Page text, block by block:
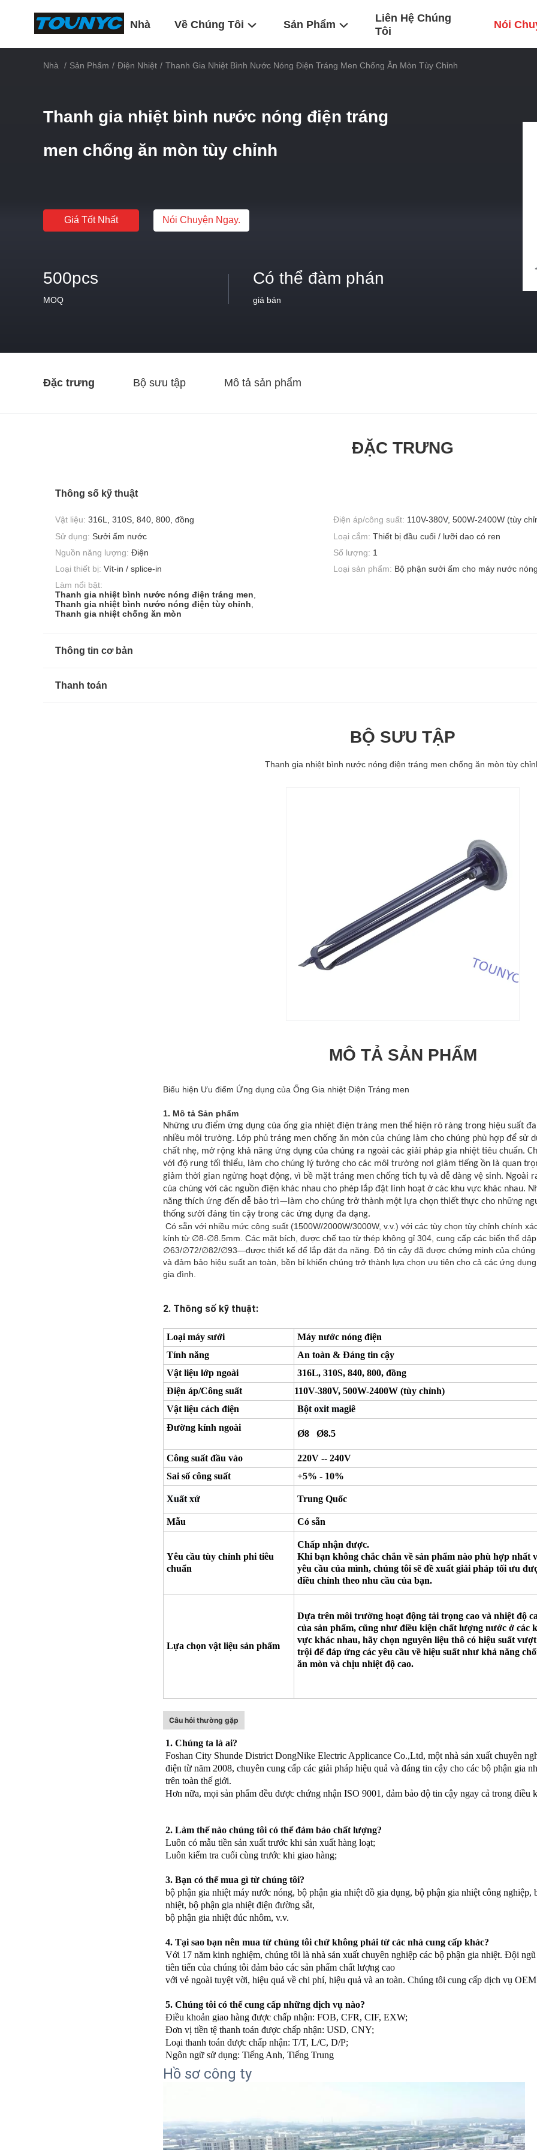
Nhà Về Chúng Tôi Sản Phẩm
Liên Hệ Chúng
Tôi
Nói
Nhà / Sản Phẩm / Điện Nhiệt / Thanh Gia Nhiệt Bình Nước Nóng Điện Tráng Men Chống Ăn Mòn Tùy Chỉnh
Thanh gia nhiệt bình nước nóng điện tráng
men chống ăn mòn tùy chỉnh
Giá Tốt Nhất Nói Chuyện Ngay.
500pcs
MOQ
Có thể đàm phán
giá bán
Đặc trưng Bộ sưu tập Mô tả sản phẩm
ĐẶC TRƯNG
Thông số kỹ thuật
Vật liệu: 316L, 310S, 840, 800, đồng Điện áp/công suất: 110V-380V, 500W-2400W (tùy
Sử dụng: Sưởi ấm nước Loại cắm: Thiết bị đầu cuối / lưỡi dao có ren
Nguồn năng lượng: Điện Số lượng: 1
Loại thiết bị: Vít-in / splice-in Loại sản phẩm: Bộ phận sưởi ấm cho máy nước
Làm nổi bật:
Thanh gia nhiệt bình nước nóng điện tráng men,
Thanh gia nhiệt bình nước nóng điện tùy chỉnh,
Thanh gia nhiệt chống ăn mòn
Thông tin cơ bản
Thanh toán
BỘ SƯU TẬP
Thanh gia nhiệt bình nước nóng điện tráng men chống ăn mòn tùy
MÔ TẢ SẢN PHẨM
Biểu hiện Ưu điểm Ứng dụng của Ống Gia nhiệt Điện Tráng men
1. Mô tả Sản phẩm
Những ưu điểm ứng dụng của ống gia nhiệt điện tráng men thể hiện rõ ràng trong hiệu suất
nhiều môi trường. Lớp phủ tráng men chống ăn mòn của chúng làm cho chúng phù hợp để sử
chất nhẹ, mở rộng khả năng ứng dụng của chúng ra ngoài các giải pháp gia nhiệt tiêu chuẩn.
với độ rung tối thiểu, làm cho chúng lý tưởng cho các môi trường nơi giảm tiếng ồn là quan
giảm thời gian ngừng hoạt động, vì bề mặt tráng men chống tích tụ và dễ dàng vệ sinh. Ngoài
của chúng với các nguồn điện khác nhau cho phép lắp đặt linh hoạt ở các khu vực khác nhau.
năng thích ứng đến dễ bảo trì—làm cho chúng trở thành một lựa chọn thiết thực cho những
thống sưởi đáng tin cậy trong các ứng dụng đa dạng.
Có sẵn với nhiều mức công suất (1500W/2000W/3000W, v.v.) với các tùy chọn tùy chỉnh chính
kính từ ∅8-∅8.5mm. Các mặt bích, được chế tạo từ thép không gỉ 304, cung cấp các biến thể
∅63/∅72/∅82/∅93—được thiết kế để lắp đặt đa năng. Độ tin cậy đã được chứng minh của chúng
và đảm bảo hiệu suất an toàn, bền bỉ khiến chúng trở thành lựa chọn ưu tiên cho cả các ứng
gia đình.
2. Thông số kỹ thuật:
Loại máy sưởi
Máy nước nóng điện
Tính năng
An toàn & Đáng tin cậy
Vật liệu lớp ngoài
316L, 310S, 840, 800, đồng
Điện áp/Công suất
110V-380V, 500W-2400W (tùy chỉnh)
Vật liệu cách điện
Bột oxit magiê
Đường kính ngoài
Ø8 Ø8.5
Công suất đầu vào
220V -- 240V
Sai số công suất
+5% - 10%
Xuất xứ Trung Quốc
Mẫu Có sẵn
Yêu cầu tùy chỉnh phi tiêu
chuẩn
Chấp nhận được.
Khi bạn không chắc chắn về sản phẩm nào phù hợp nhất
yêu cầu của mình, chúng tôi sẽ đề xuất giải pháp tối ưu
điều chỉnh theo nhu cầu của bạn.
Lựa chọn vật liệu sản phẩm
Dựa trên môi trường hoạt động tải trọng cao và nhiệt độ
của sản phẩm, cũng như điều kiện chất lượng nước ở các
vực khác nhau, hãy chọn nguyên liệu thô có hiệu suất vượt
trội để đáp ứng các yêu cầu về hiệu suất như khả năng
ăn mòn và chịu nhiệt độ cao.
Câu hỏi thường gặp
1. Chúng ta là ai?
Foshan City Shunde District DongNike Electric Applicance Co.,Ltd, một nhà sản xuất chuyên
điện từ năm 2008, chuyên cung cấp các giải pháp hiệu quả và đáng tin cậy cho các bộ phận gia
trên toàn thế giới.
Hơn nữa, mọi sản phẩm đều được chứng nhận ISO 9001, đảm bảo độ tin cậy ngay cả trong điều
2. Làm thế nào chúng tôi có thể đảm bảo chất lượng?
Luôn có mẫu tiền sản xuất trước khi sản xuất hàng loạt;
Luôn kiểm tra cuối cùng trước khi giao hàng;
3. Bạn có thể mua gì từ chúng tôi?
bộ phận gia nhiệt máy nước nóng, bộ phận gia nhiệt đồ gia dụng, bộ phận gia nhiệt công nghiệp,
nhiệt, bộ phận gia nhiệt điện đường sắt,
bộ phận gia nhiệt đúc nhôm, v.v.
4. Tại sao bạn nên mua từ chúng tôi chứ không phải từ các nhà cung cấp khác?
Với 17 năm kinh nghiệm, chúng tôi là nhà sản xuất chuyên nghiệp các bộ phận gia nhiệt. Đội
tiên tiến của chúng tôi đảm bảo các sản phẩm chất lượng cao
với vẻ ngoài tuyệt vời, hiệu quả về chi phí, hiệu quả và an toàn. Chúng tôi cung cấp dịch vụ
5. Chúng tôi có thể cung cấp những dịch vụ nào?
Điều khoản giao hàng được chấp nhận: FOB, CFR, CIF, EXW;
Đơn vị tiền tệ thanh toán được chấp nhận: USD, CNY;
Loại thanh toán được chấp nhận: T/T, L/C, D/P;
Ngôn ngữ sử dụng: Tiếng Anh, Tiếng Trung
Hồ sơ công ty